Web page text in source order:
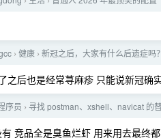
› 健康 › 新冠之后，大家有什么后遗症吗？
之后也是经常荨麻疹 只能说新冠确
序员 › 寻找 postman、xshell、navicat 的
竞品全是臭鱼烂虾 用来用去最终